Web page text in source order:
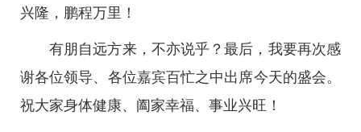
兴隆，鹏程万里！
有朋自远方来，不亦说乎？最后，我要再次感
谢各位领导、各位嘉宾百忙之中出席今天的盛会。
祝大家身体健康、阖家幸福、事业兴旺！